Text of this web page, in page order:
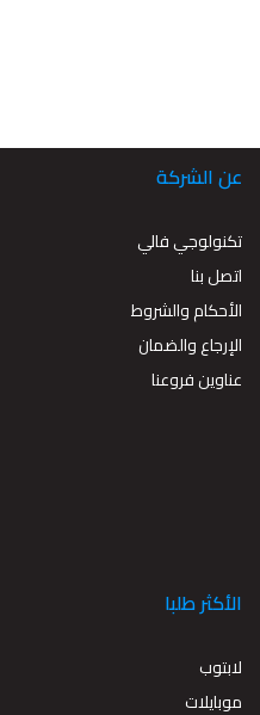
عن الشركة
تكنولوجي فالي
اتصل بنا
الأحكام والشروط
الإرجاع والضمان
عناوين فروعنا
الأكثر طلبا
لابتوب
موبايلات